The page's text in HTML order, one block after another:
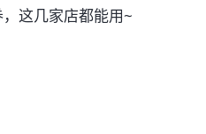
这几家店都能用~